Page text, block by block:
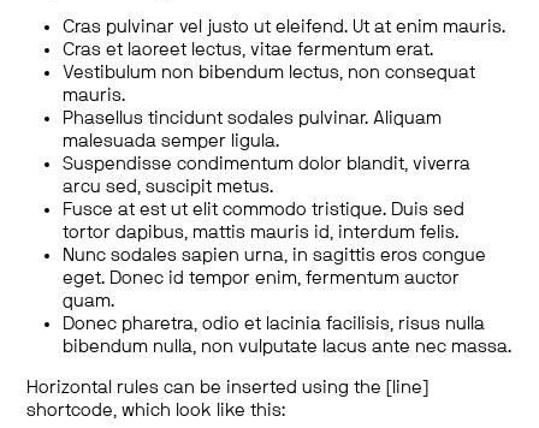
Cras pulvinar vel justo ut eleifend. Ut at enim mauris.
Cras et laoreet lectus, vitae fermentum erat.
Vestibulum non bibendum lectus, non consequat
mauris.
Phasellus tincidunt sodales pulvinar. Aliquam
malesuada semper ligula.
Suspendisse condimentum dolor blandit, viverra
arcu sed, suscipit metus.
Fusce at est ut elit commodo tristique. Duis sed
tortor dapibus, mattis mauris id, interdum felis.
Nunc sodales sapien urna, in sagittis eros congue
eget. Donec id tempor enim, fermentum auctor
quam.
Donec pharetra, odio et lacinia facilisis, risus nulla
bibendum nulla, non vulputate lacus ante nec massa.
Horizontal rules can be inserted using the [line]
shortcode, which look like this: